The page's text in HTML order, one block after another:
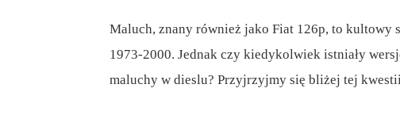
Maluch, znany również jako Fiat 126p, to kultowy
1973-2000. Jednak czy kiedykolwiek istniały
maluchy w dieslu? Przyjrzyjmy się bliżej tej